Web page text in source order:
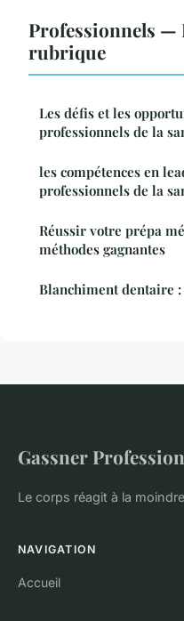
Professionnels —
rubrique
Les défis et les
professionnels de la
les compétences en
professionnels de la
Réussir votre prépa
méthodes gagnantes
Blanchiment dentaire
Gassner
Le corps réagit à la
NAVIGATION
Accueil